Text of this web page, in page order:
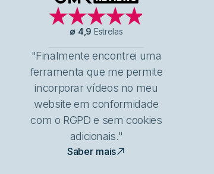
OMR Reviews
∅ 4,9 Estrelas
"Finalmente encontrei uma
ferramenta que me permite
incorporar vídeos no meu
website em conformidade
com o RGPD e sem cookies
adicionais."
Saber mais